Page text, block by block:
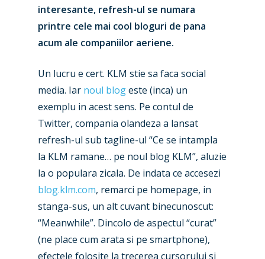
interesante, refresh-ul se numara
printre cele mai cool bloguri de pana
acum ale companiilor aeriene.
Un lucru e cert. KLM stie sa faca social
media. Iar noul blogeste (inca) un
exemplu in acest sens. Pe contul de
Twitter, compania olandeza a lansat
refresh-ul sub tagline-ul “Ce se intampla
la KLM ramane… pe noul blog KLM”, aluzie
la o populara zicala. De indata ce accesezi
blog.klm.com, remarci pe homepage, in
stanga-sus, un alt cuvant binecunoscut:
“Meanwhile”. Dincolo de aspectul “curat”
(ne place cum arata si pe smartphone),
efectele folosite la trecerea cursorului si